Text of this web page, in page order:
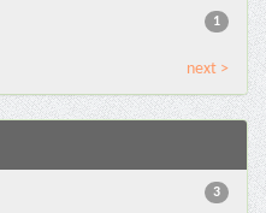
1
next >
3